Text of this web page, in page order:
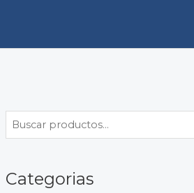
contenido
Categorias